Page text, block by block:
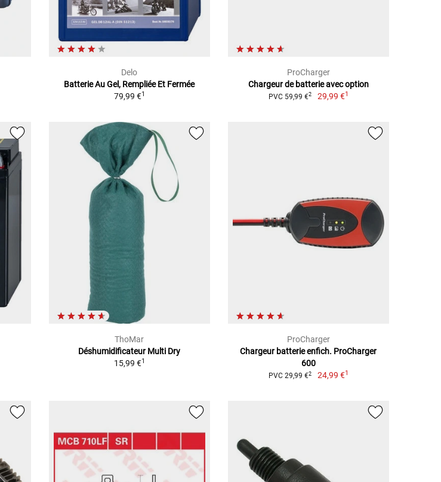
Delo
Batterie Au Gel, Rempliée Et Fermée
79,99 €1
ProCharger
Chargeur de batterie avec option
PVC 59,99 €2 29,99 €1
ThoMar
Déshumidificateur Multi Dry
15,99 €1
ProCharger
Chargeur batterie enfich. ProCharger
600
PVC 29,99 €2 24,99 €1